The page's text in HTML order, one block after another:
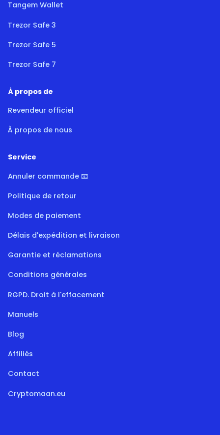
Tangem Wallet
Trezor Safe 3
Trezor Safe 5
Trezor Safe 7
À propos de
Revendeur officiel
À propos de nous
Service
Annuler commande 📧
Politique de retour
Modes de paiement
Délais d'expédition et livraison
Garantie et réclamations
Conditions générales
RGPD. Droit à l'effacement
Manuels
Blog
Affiliés
Contact
Cryptomaan.eu